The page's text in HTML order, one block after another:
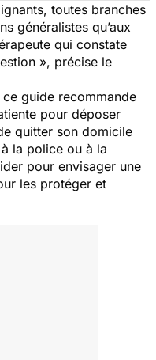
toutes branches
généralistes qu’aux
qui constate
», précise le
guide recommande
pour déposer
quitter son domicile
la police ou à la
pour envisager une
les protéger et